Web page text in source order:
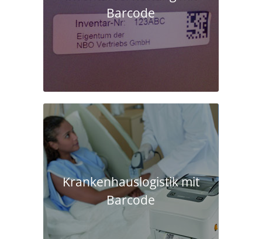
Barcode
Krankenhaus­logistik mit
Barcode